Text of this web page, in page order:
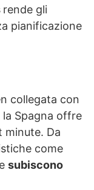
rende gli
pianificazione
collegata con
Spagna offre
minute. Da
come
subiscono